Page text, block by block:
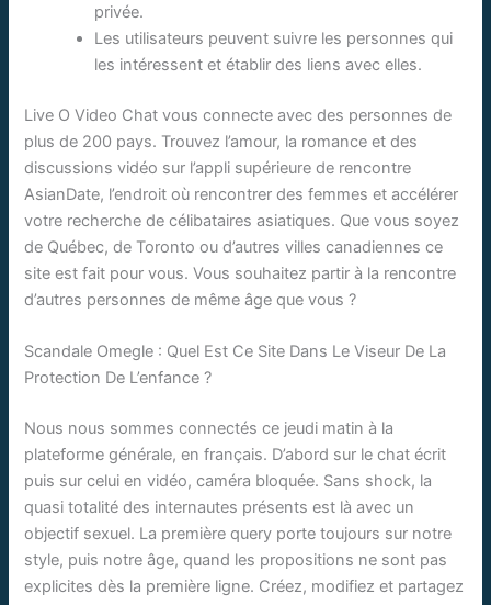
privée.
Les utilisateurs peuvent suivre les personnes qui
les intéressent et établir des liens avec elles.
Live O Video Chat vous connecte avec des personnes de
plus de 200 pays. Trouvez l’amour, la romance et des
discussions vidéo sur l’appli supérieure de rencontre
AsianDate, l’endroit où rencontrer des femmes et accélérer
votre recherche de célibataires asiatiques. Que vous soyez
de Québec, de Toronto ou d’autres villes canadiennes ce
site est fait pour vous. Vous souhaitez partir à la rencontre
d’autres personnes de même âge que vous ?
Scandale Omegle : Quel Est Ce Site Dans Le Viseur De La
Protection De L’enfance ?
Nous nous sommes connectés ce jeudi matin à la
plateforme générale, en français. D’abord sur le chat écrit
puis sur celui en vidéo, caméra bloquée. Sans shock, la
quasi totalité des internautes présents est là avec un
objectif sexuel. La première query porte toujours sur notre
style, puis notre âge, quand les propositions ne sont pas
explicites dès la première ligne. Créez, modifiez et partagez